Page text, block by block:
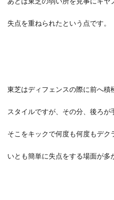
失点を重ねられたという点です。
東芝はディフェンスの際に前へ積
スタイルですが、その分、後ろ
そこをキックで何度も何度もデク
いとも簡単に失点をする場面が多